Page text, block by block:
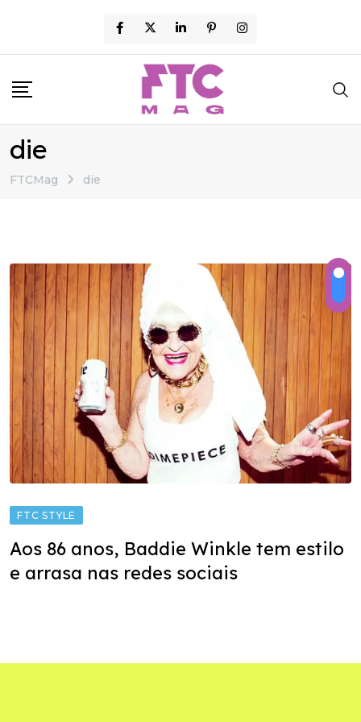
content
die
FTCMag die
FTC STYLE
Aos 86 anos, Baddie Winkle tem estilo
e arrasa nas redes sociais